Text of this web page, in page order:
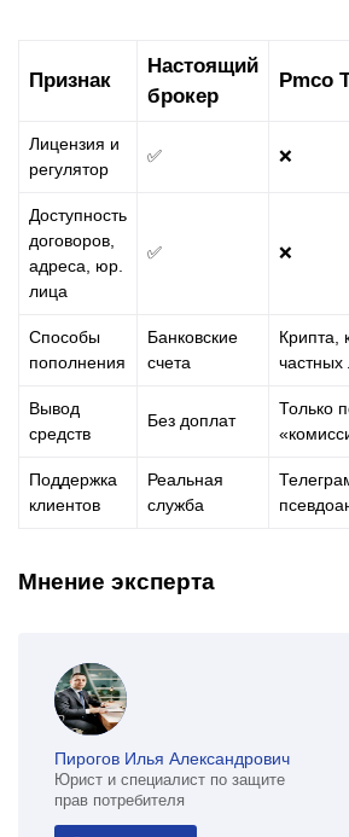
Признак
Настоящий
брокер
Pmco
Лицензия и
регулятор
✅ ❌
Доступность
договоров,
адреса, юр.
лица
✅ ❌
Способы
пополнения
Банковские
счета
Крипта,
частных
Вывод
средств
Без доплат
Только
Поддержка
клиентов
Реальная
служба
Мнение эксперта
Пирогов Илья Александрович
Юрист и специалист по защите
прав потребителя